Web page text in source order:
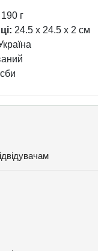
190 г
24.5 x 24.5 x 2 см